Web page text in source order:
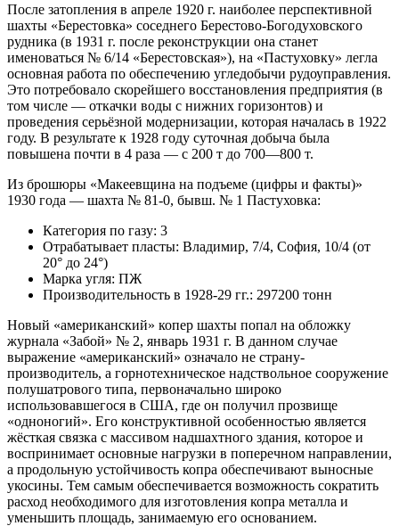
После затопления в апреле 1920 г. наиболее перспективной
шахты «Берестовка» соседнего Берестово-Богодуховского
рудника (в 1931 г. после реконструкции она станет
именоваться № 6/14 «Берестовская»), на «Пастуховку» легла
основная работа по обеспечению угледобычи рудоуправления.
Это потребовало скорейшего восстановления предприятия (в
том числе — откачки воды с нижних горизонтов) и
проведения серьёзной модернизации, которая началась в 1922
году. В результате к 1928 году суточная добыча была
повышена почти в 4 раза — с 200 т до 700—800 т.
Из брошюры «Макеевщина на подъеме (цифры и факты)»
1930 года — шахта № 81-0, бывш. № 1 Пастуховка:
Категория по газу: 3
Отрабатывает пласты: Владимир, 7/4, София, 10/4 (от
20° до 24°)
Марка угля: ПЖ
Производительность в 1928-29 гг.: 297200 тонн
Новый «американский» копер шахты попал на обложку
журнала «Забой» № 2, январь 1931 г. В данном случае
выражение «американский» означало не страну-
производитель, а горнотехническое надствольное сооружение
полушатрового типа, первоначально широко
использовавшегося в США, где он получил прозвище
«одноногий». Его конструктивной особенностью является
жёсткая связка с массивом надшахтного здания, которое и
воспринимает основные нагрузки в поперечном направлении,
а продольную устойчивость копра обеспечивают выносные
укосины. Тем самым обеспечивается возможность сократить
расход необходимого для изготовления копра металла и
уменьшить площадь, занимаемую его основанием.